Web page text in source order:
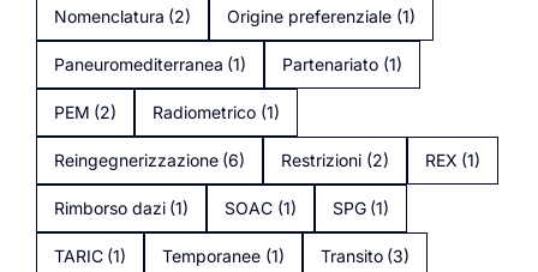
Nomenclatura (2) Origine preferenziale (1)
Paneuromediterranea (1) Partenariato (1)
PEM (2) Radiometrico (1)
Reingegnerizzazione (6) Restrizioni (2) REX (1)
Rimborso dazi (1) SOAC (1) SPG (1)
TARIC (1) Temporanee (1) Transito (3)